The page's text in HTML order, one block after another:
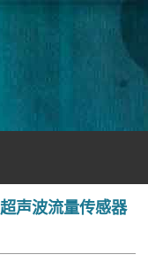
声波流量传感器